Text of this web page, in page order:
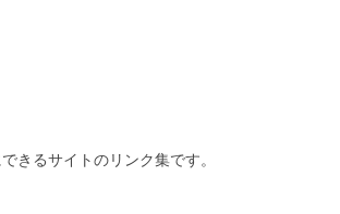
きるサイトのリンク集です。